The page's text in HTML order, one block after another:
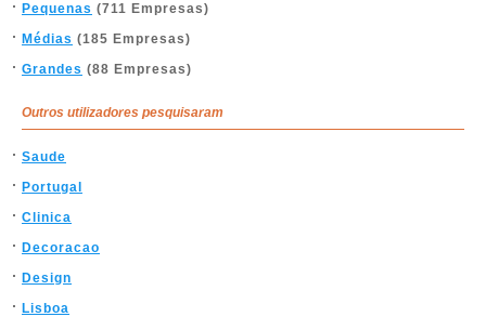
Pequenas (711 Empresas)
Médias (185 Empresas)
Grandes (88 Empresas)
Outros utilizadores pesquisaram
Saude
Portugal
Clinica
Decoracao
Design
Lisboa